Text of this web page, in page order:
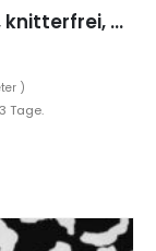
Leichtes Mischgewebe, dehnbar, knitterfrei, Kofferware
)
Tage.